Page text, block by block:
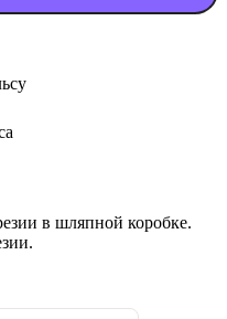
в шляпной коробке.